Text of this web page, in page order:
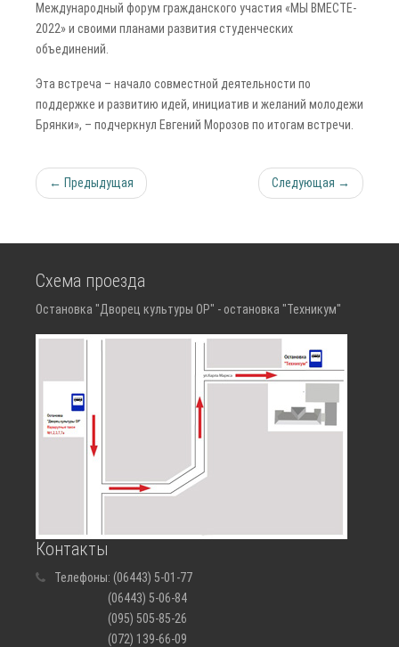
Международный форум гражданского участия «МЫ ВМЕСТЕ-
2022» и своими планами развития студенческих
объединений.
Эта встреча – начало совместной деятельности по
поддержке и развитию идей, инициатив и желаний молодежи
Брянки», – подчеркнул Евгений Морозов по итогам встречи.
← Предыдущая Следующая →
Схема проезда
Остановка "Дворец культуры ОР" - остановка "Техникум"
Контакты
Телефоны: (06443) 5-01-77
(06443) 5-06-84
(095) 505-85-26
(072) 139-66-09